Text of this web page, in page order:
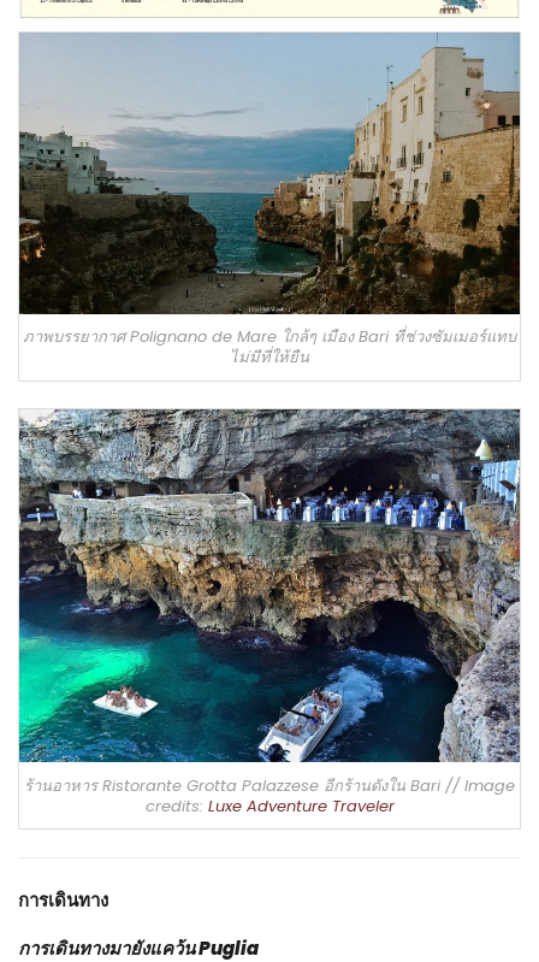
ภาพบรรยากาศ Polignano de Mare ใกล้ๆ เมือง Bari ที่ช่วงซัมเมอร์แทบ
ไม่มีที่ให้ยืน
ร้านอาหาร Ristorante Grotta Palazzese อีกร้านดังใน Bari // Image
credits: Luxe Adventure Traveler
การเดินทาง
การเดินทางมายังแคว้น Puglia